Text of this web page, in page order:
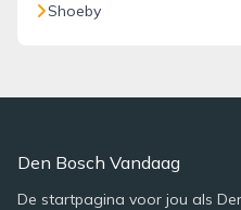
Shoeby
Den Bosch Vandaag
De startpagina voor jou als